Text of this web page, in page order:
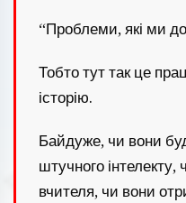
“Проблеми, які ми
Тобто тут так це
історію.
Байдуже, чи вони
штучного інтелекту,
вчителя, чи вони